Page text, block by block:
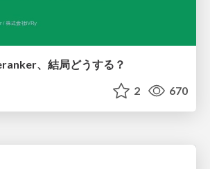
、結局どうする？
2 670